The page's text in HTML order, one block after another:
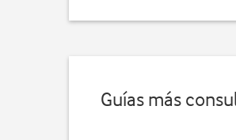
Guías más